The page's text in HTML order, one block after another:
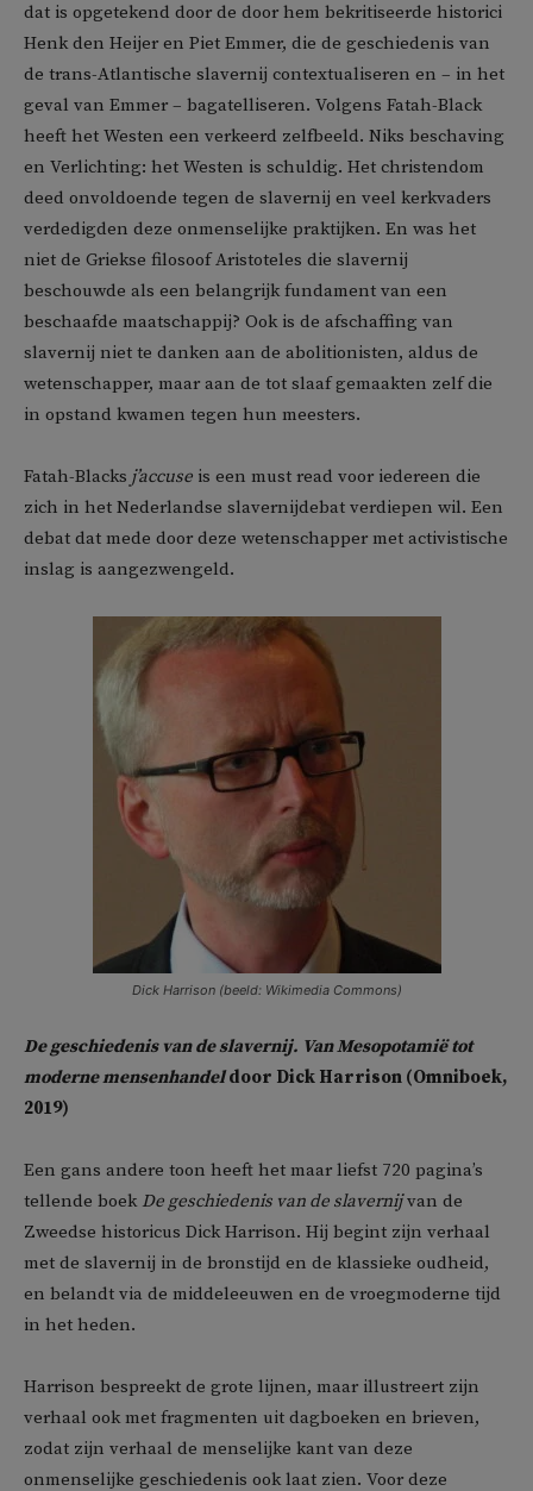
dat is opgetekend door de door hem bekritiseerde historici
Henk den Heijer en Piet Emmer, die de geschiedenis van
de trans-Atlantische slavernij contextualiseren en – in het
geval van Emmer – bagatelliseren. Volgens Fatah-Black
heeft het Westen een verkeerd zelfbeeld. Niks beschaving
en Verlichting: het Westen is schuldig. Het christendom
deed onvoldoende tegen de slavernij en veel kerkvaders
verdedigden deze onmenselijke praktijken. En was het
niet de Griekse filosoof Aristoteles die slavernij
beschouwde als een belangrijk fundament van een
beschaafde maatschappij? Ook is de afschaffing van
slavernij niet te danken aan de abolitionisten, aldus de
wetenschapper, maar aan de tot slaaf gemaakten zelf die
in opstand kwamen tegen hun meesters.
Fatah-Blacks j’accuse is een must read voor iedereen die
zich in het Nederlandse slavernijdebat verdiepen wil. Een
debat dat mede door deze wetenschapper met activistische
inslag is aangezwengeld.
Dick Harrison (beeld: Wikimedia Commons)
De geschiedenis van de slavernij. Van Mesopotamië tot
moderne mensenhandeldoor Dick Harrison (Omniboek,
2019)
Een gans andere toon heeft het maar liefst 720 pagina’s
tellende boek De geschiedenis van de slavernijvan de
Zweedse historicus Dick Harrison. Hij begint zijn verhaal
met de slavernij in de bronstijd en de klassieke oudheid,
en belandt via de middeleeuwen en de vroegmoderne tijd
in het heden.
Harrison bespreekt de grote lijnen, maar illustreert zijn
verhaal ook met fragmenten uit dagboeken en brieven,
zodat zijn verhaal de menselijke kant van deze
onmenselijke geschiedenis ook laat zien. Voor deze